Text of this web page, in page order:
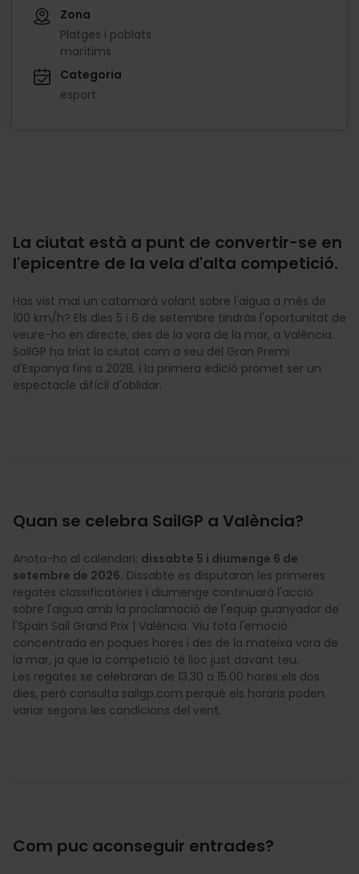
Zona
Platges i poblats
marítims
Categoria
esport
La ciutat està a punt de convertir-se en
l'epicentre de la vela d'alta competició.
Has vist mai un catamarà volant sobre l'aigua a més de
100 km/h? Els dies 5 i 6 de setembre tindràs l'oportunitat de
veure-ho en directe, des de la vora de la mar, a València.
SailGP ha triat la ciutat com a seu del Gran Premi
d'Espanya fins a 2028, i la primera edició promet ser un
espectacle difícil d'oblidar.
Quan se celebra SailGP a València?
Anota-ho al calendari: dissabte 5 i diumenge 6 de
setembre de 2026. Dissabte es disputaran les primeres
regates classificatòries i diumenge continuarà l'acció
sobre l'aigua amb la proclamació de l'equip guanyador de
l'Spain Sail Grand Prix | València. Viu tota l'emoció
concentrada en poques hores i des de la mateixa vora de
la mar, ja que la competició té lloc just davant teu.
Les regates se celebraran de 13.30 a 15.00 hores els dos
dies, però consulta sailgp.com perquè els horaris poden
variar segons les condicions del vent.
Com puc aconseguir entrades?